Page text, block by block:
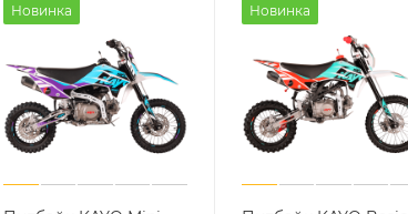
Новинка Новинка